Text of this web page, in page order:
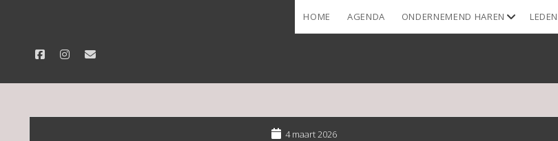
facebookinstagram
email
HOME AGENDA ONDERNEMEND HAREN open
menu
LEDEN
4 maart 2026